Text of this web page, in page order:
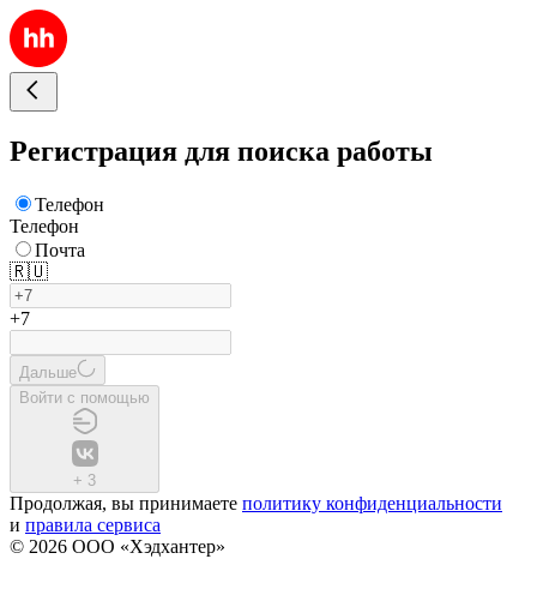
Регистрация для поиска работы
Телефон
Телефон
Почта
🇷🇺
+7
Дальше
Войти с помощью
+ 3
Продолжая, вы принимаете политику конфиденциальности
и правила сервиса
© 2026 ООО «Хэдхантер»